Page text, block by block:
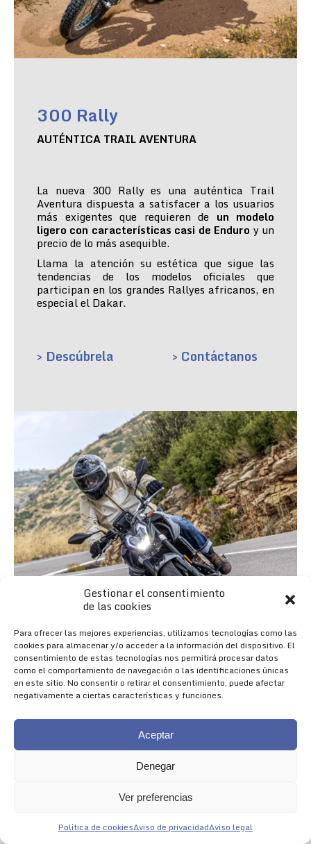
Gestionar el consentimiento
de las cookies
Para ofrecer las mejores experiencias, utilizamos tecnologías como las
cookies para almacenar y/o acceder a la información del dispositivo. El
consentimiento de estas tecnologías nos permitirá procesar datos
como el comportamiento de navegación o las identificaciones únicas
en este sitio. No consentir o retirar el consentimiento, puede afectar
negativamente a ciertas características y funciones.
Aceptar
Denegar
Ver preferencias
Política de cookiesAviso de privacidadAviso legal
300 Rally
AUTÉNTICA TRAIL AVENTURA
La nueva 300 Rally es una auténtica Trail
Aventura dispuesta a satisfacer a los usuarios
más exigentes que requieren de un modelo
ligero con características casi de Enduro y un
precio de lo más asequible.
Llama la atención su estética que sigue las
tendencias de los modelos oficiales que
participan en los grandes Rallyes africanos, en
especial el Dakar.
> Descúbrela > Contáctanos
NACIDA PARA IMPRESIONAR